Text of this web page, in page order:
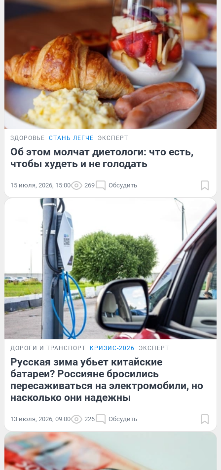
ЗДОРОВЬЕ СТАНЬ ЛЕГЧЕ ЭКСПЕРТ
Об этом молчат диетологи: что есть,
чтобы худеть и не голодать
15 июля, 2026, 15:00 269 Обсудить
ДОРОГИ И ТРАНСПОРТ КРИЗИС-2026 ЭКСПЕРТ
Русская зима убьет китайские
батареи? Россияне бросились
пересаживаться на электромобили, но
насколько они надежны
13 июля, 2026, 09:00 226 Обсудить